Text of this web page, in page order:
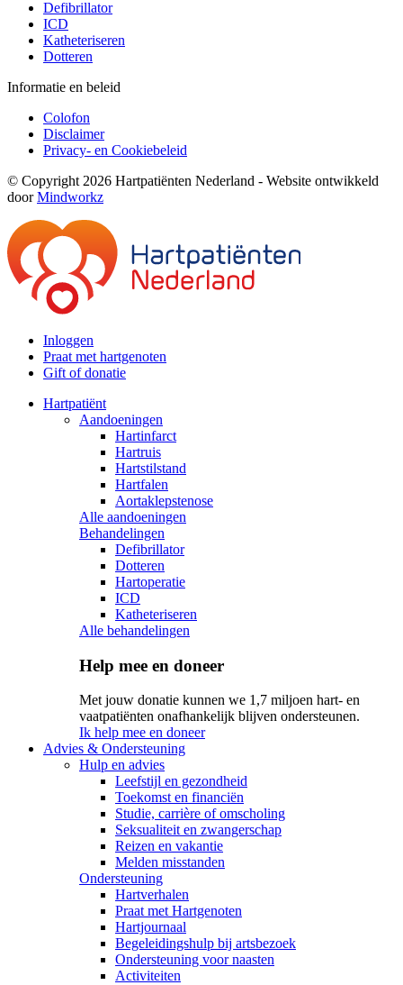
Defibrillator
ICD
Katheteriseren
Dotteren
Informatie en beleid
Colofon
Disclaimer
Privacy- en Cookiebeleid
© Copyright 2026 Hartpatiënten Nederland - Website ontwikkeld
doorMindworkz
Inloggen
Praat met hartgenoten
Gift of donatie
Hartpatiënt
Aandoeningen
Hartinfarct
Hartruis
Hartstilstand
Hartfalen
Aortaklepstenose
Alle aandoeningen
Behandelingen
Defibrillator
Dotteren
Hartoperatie
ICD
Katheteriseren
Alle behandelingen
Help mee en doneer
Met jouw donatie kunnen we 1,7 miljoen hart- en
vaatpatiënten onafhankelijk blijven ondersteunen.
Ik help mee en doneer
Advies & Ondersteuning
Hulp en advies
Leefstijl en gezondheid
Toekomst en financiën
Studie, carrière of omscholing
Seksualiteit en zwangerschap
Reizen en vakantie
Melden misstanden
Ondersteuning
Hartverhalen
Praat met Hartgenoten
Hartjournaal
Begeleidingshulp bij artsbezoek
Ondersteuning voor naasten
Activiteiten